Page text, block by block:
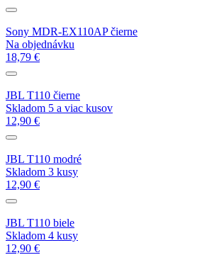
Sony MDR-EX110AP čierne
Na objednávku
18,79 €
JBL T110 čierne
Skladom 5 a viac kusov
12,90 €
JBL T110 modré
Skladom 3 kusy
12,90 €
JBL T110 biele
Skladom 4 kusy
12,90 €